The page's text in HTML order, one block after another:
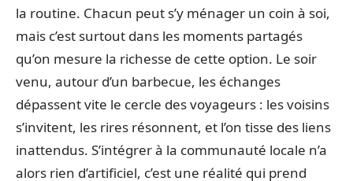
la routine. Chacun peut s’y ménager un coin à soi,
mais c’est surtout dans les moments partagés
qu’on mesure la richesse de cette option. Le soir
venu, autour d’un barbecue, les échanges
dépassent vite le cercle des voyageurs : les voisins
s’invitent, les rires résonnent, et l’on tisse des liens
inattendus. S’intégrer à la communauté locale n’a
alors rien d’artificiel, c’est une réalité qui prend